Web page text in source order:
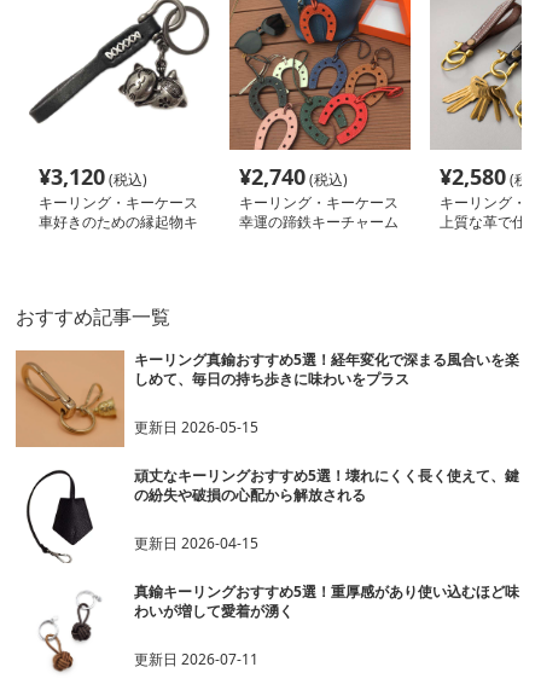
¥3,120(税込)
キーリング・キーケース
車好きのための縁起物キ
¥2,740(税込)
キーリング・キーケース
幸運の蹄鉄キーチャーム
¥2,580(税
キーリング・
上質な革で仕
おすすめ記事一覧
キーリング真鍮おすすめ5選！経年変化で深まる風合いを楽
しめて、毎日の持ち歩きに味わいをプラス
更新日2026-05-15
頑丈なキーリングおすすめ5選！壊れにくく長く使えて、鍵
の紛失や破損の心配から解放される
更新日2026-04-15
真鍮キーリングおすすめ5選！重厚感があり使い込むほど味
わいが増して愛着が湧く
更新日2026-07-11